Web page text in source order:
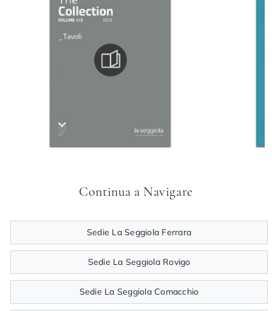
Continua a Navigare
Sedie La Seggiola Ferrara
Sedie La Seggiola Rovigo
Sedie La Seggiola Comacchio